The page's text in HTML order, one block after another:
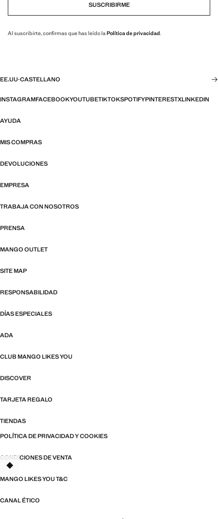
SUSCRIBIRME
Al suscribirte, confirmas que has leído la Política de privacidad.
EE.UU·CASTELLANO
INSTAGRAMFACEBOOKYOUTUBETIKTOKSPOTIFYPINTERESTXLINKEDIN
AYUDA
MIS COMPRAS
DEVOLUCIONES
EMPRESA
TRABAJA CON NOSOTROS
PRENSA
MANGO OUTLET
SITE MAP
RESPONSABILIDAD
DÍAS ESPECIALES
ADA
CLUB MANGO LIKES YOU
DISCOVER
TARJETA REGALO
TIENDAS
POLÍTICA DE PRIVACIDAD Y COOKIES
CONDICIONES DE VENTA
MANGO LIKES YOU T&C
CANAL ÉTICO